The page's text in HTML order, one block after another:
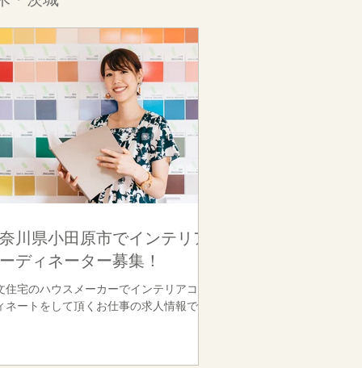
川県小田原市でインテリア
ディネーター募集！
住宅のハウスメーカーでインテリアコー
ネートをして頂くお仕事の求人情報で